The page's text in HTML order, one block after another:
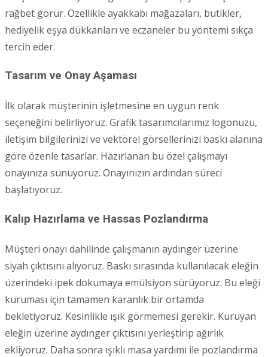
rağbet görür. Özellikle ayakkabı mağazaları, butikler,
hediyelik eşya dükkanları ve eczaneler bu yöntemi sıkça
tercih eder.
Tasarım ve Onay Aşaması
İlk olarak müşterinin işletmesine en uygun renk
seçeneğini belirliyoruz. Grafik tasarımcılarımız logonuzu,
iletişim bilgilerinizi ve vektörel görsellerinizi baskı alanına
göre özenle tasarlar. Hazırlanan bu özel çalışmayı
onayınıza sunuyoruz. Onayınızın ardından süreci
başlatıyoruz.
Kalıp Hazırlama ve Hassas Pozlandırma
Müşteri onayı dahilinde çalışmanın aydınger üzerine
siyah çıktısını alıyoruz. Baskı sırasında kullanılacak eleğin
üzerindeki ipek dokumaya emülsiyon sürüyoruz. Bu eleği
kuruması için tamamen karanlık bir ortamda
bekletiyoruz. Kesinlikle ışık görmemesi gerekir. Kuruyan
eleğin üzerine aydınger çıktısını yerleştirip ağırlık
ekliyoruz. Daha sonra ışıklı masa yardımı ile pozlandırma